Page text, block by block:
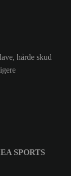
hårde skud
SPORTS